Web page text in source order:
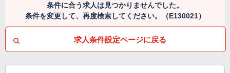
条件に合う求人は見つかりませんでした。
条件を変更して、再度検索してください。（E130021）
求人条件設定ページに戻る